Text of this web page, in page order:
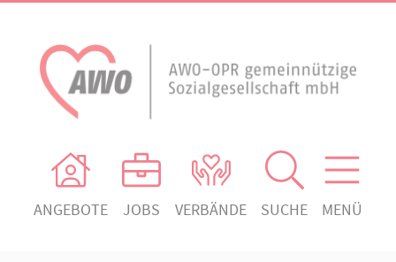
ANGEBOTE JOBS VERBÄNDE SUCHE MENÜ